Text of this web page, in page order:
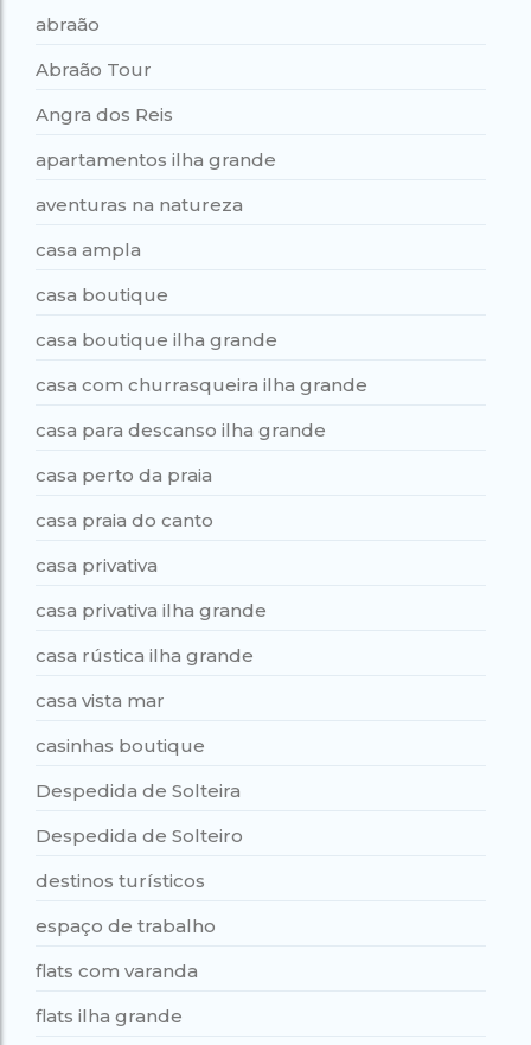
abraão
Abraão Tour
Angra dos Reis
apartamentos ilha grande
aventuras na natureza
casa ampla
casa boutique
casa boutique ilha grande
casa com churrasqueira ilha grande
casa para descanso ilha grande
casa perto da praia
casa praia do canto
casa privativa
casa privativa ilha grande
casa rústica ilha grande
casa vista mar
casinhas boutique
Despedida de Solteira
Despedida de Solteiro
destinos turísticos
espaço de trabalho
flats com varanda
flats ilha grande